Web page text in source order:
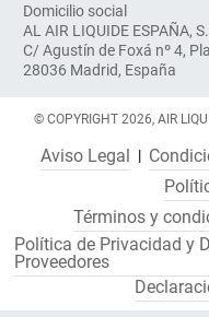
Domicilio social
AL AIR LIQUIDE ESPAÑA,
C/ Agustín de Foxá nº 4,
28036 Madrid, España
© COPYRIGHT 2026, AIR
Aviso Legal
Términos y
Política de Privacidad y
Proveedores